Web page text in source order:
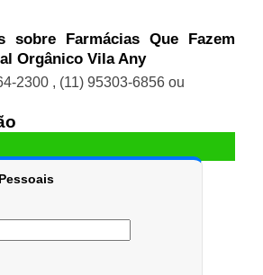
sobre Farmácias Que Fazem
Orgânico Vila Any
2300 , (11) 95303-6856 ou